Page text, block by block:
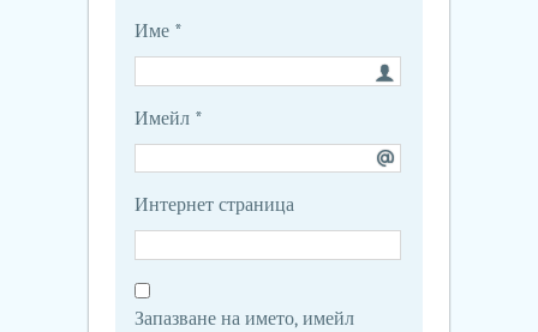
Име *
Имейл *
Интернет страница
Запазване на името, имейл